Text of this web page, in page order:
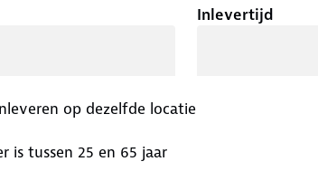
Inlevertijd
op dezelfde locatie
is tussen 25 en 65 jaar